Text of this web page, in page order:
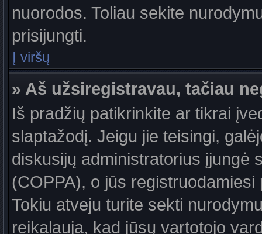
nuorodos. Toliau sekite
prisijungti.
Į viršų
» Aš užsiregistravau, tačiau
Iš pradžių patikrinkite ar tikrai
slaptažodį. Jeigu jie teisingi,
diskusijų administratorius įjungė
(COPPA), o jūs
Tokiu atveju turite sekti
reikalauja, kad jūsų vartotojo